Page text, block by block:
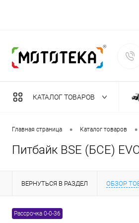
КАТАЛОГ ТОВАРОВ
Главная страница • Каталог товаров •
Питбайк BSE (БСЕ)
ВЕРНУТЬСЯ В РАЗДЕЛ ОБЗОР
Рассрочка 0-0-36